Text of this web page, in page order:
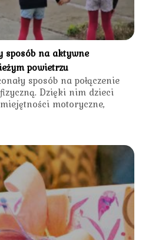
sposób na aktywne
powietrzu
sposób na połączenie
Dzięki nim dzieci
motoryczne,